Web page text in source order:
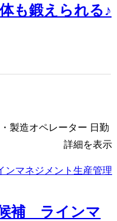
も鍛えられる♪
製造オペレーター 日勤
詳細を表示
補 ラインマ